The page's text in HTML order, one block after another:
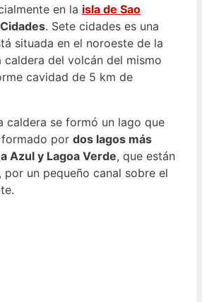
en la isla de Sao
. Sete cidades es una
situada en el noroeste de la
caldera del volcán del mismo
cavidad de 5 km de
caldera se formó un lago que
por dos lagos más
Azul y Lagoa Verde, que están
por un pequeño canal sobre el